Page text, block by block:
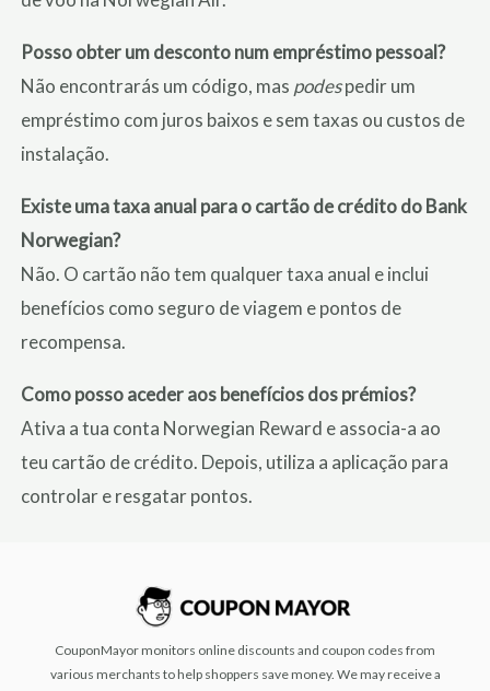
Posso obter um desconto num empréstimo pessoal?
Não encontrarás um código, mas podespedir um
empréstimo com juros baixos e sem taxas ou custos de
instalação.
Existe uma taxa anual para o cartão de crédito do Bank
Norwegian?
Não. O cartão não tem qualquer taxa anual e inclui
benefícios como seguro de viagem e pontos de
recompensa.
Como posso aceder aos benefícios dos prémios?
Ativa a tua conta Norwegian Reward e associa-a ao
teu cartão de crédito. Depois, utiliza a aplicação para
controlar e resgatar pontos.
CouponMayor monitors online discounts and coupon codes from
various merchants to help shoppers save money. We may receive a